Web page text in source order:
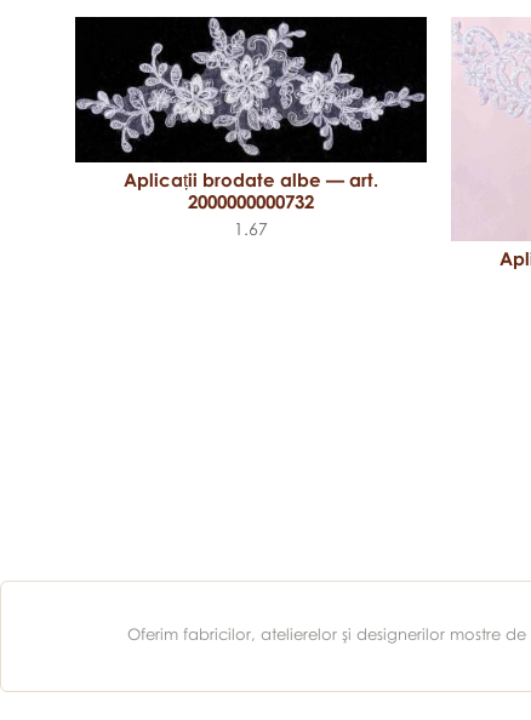
Aplicații brodate albe — art.
2000000000732
1.67
Oferim fabricilor, atelierelor şi designerilor mostre